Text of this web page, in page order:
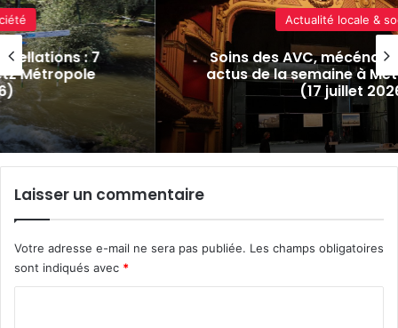
: 7
Actualité locale & société
Soins des AVC, mécénat, expo-
actus de la semaine à Metz et en
(17 juillet 2026)
Laisser un commentaire
Votre adresse e-mail ne sera pas publiée. Les champs obligatoires
sont indiqués avec *